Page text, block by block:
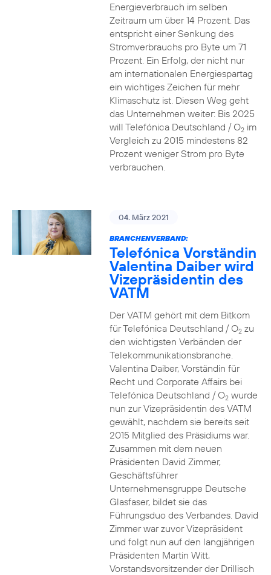
Energieverbrauch im selben
Zeitraum um über 14 Prozent. Das
entspricht einer Senkung des
Stromverbrauchs pro Byte um 71
Prozent. Ein Erfolg, der nicht nur
am internationalen Energiespartag
ein wichtiges Zeichen für mehr
Klimaschutz ist. Diesen Weg geht
das Unternehmen weiter: Bis 2025
will Telefónica Deutschland / O2im
Vergleich zu 2015 mindestens 82
Prozent weniger Strom pro Byte
verbrauchen.
04. März 2021
BRANCHENVERBAND:
Telefónica Vorständin
Valentina Daiber wird
Vizepräsidentin des
VATM
Der VATM gehört mit dem Bitkom
für Telefónica Deutschland / O2zu
den wichtigsten Verbänden der
Telekommunikationsbranche.
Valentina Daiber, Vorständin für
Recht und Corporate Affairs bei
Telefónica Deutschland / O2wurde
nun zur Vizepräsidentin des VATM
gewählt, nachdem sie bereits seit
2015 Mitglied des Präsidiums war.
Zusammen mit dem neuen
Präsidenten David Zimmer,
Geschäftsführer
Unternehmensgruppe Deutsche
Glasfaser, bildet sie das
Führungsduo des Verbandes. David
Zimmer war zuvor Vizepräsident
und folgt nun auf den langjährigen
Präsidenten Martin Witt,
Vorstandsvorsitzender der Drillisch